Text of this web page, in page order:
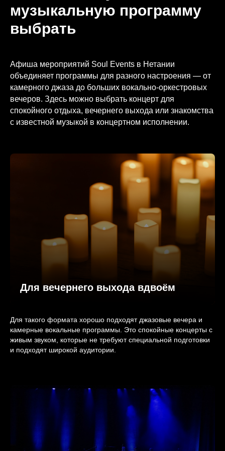
музыкальную программу
выбрать
Афиша мероприятий Soul Events в Нетании
объединяет программы для разного настроения — от
камерного джаза до больших вокально-оркестровых
вечеров. Здесь можно выбрать концерт для
спокойного отдыха, вечернего выхода или знакомства
с известной музыкой в концертном исполнении.
Для вечернего выхода вдвоём
Для такого формата хорошо подходят джазовые вечера и
камерные вокальные программы. Это спокойные концерты с
живым звуком, которые не требуют специальной подготовки
и подходят широкой аудитории.